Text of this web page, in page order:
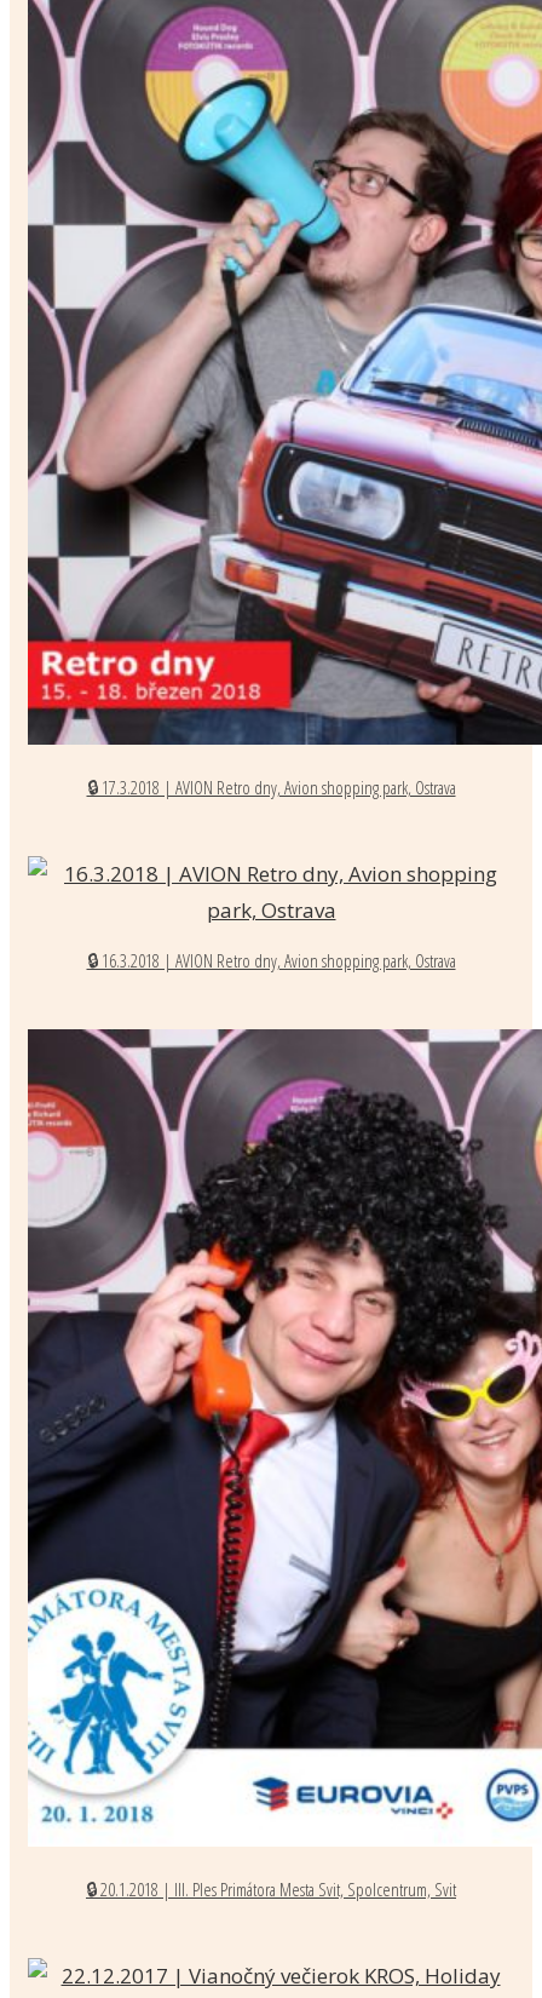
🔒 17.3.2018 | AVION Retro dny, Avion shopping park, Ostrava
🔒 16.3.2018 | AVION Retro dny, Avion shopping park, Ostrava
🔒 20.1.2018 | III. Ples Primátora Mesta Svit, Spolcentrum, Svit